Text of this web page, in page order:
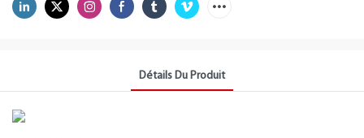
Détails Du Produit